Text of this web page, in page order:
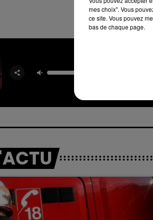
mes choix". Vous
ce site. Vous pouvez
bas de chaque page.